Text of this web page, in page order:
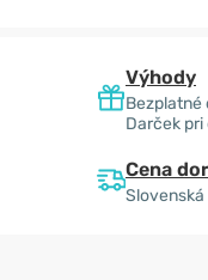
Výhody
Bezplatné
Darček
Cena
Slovenská